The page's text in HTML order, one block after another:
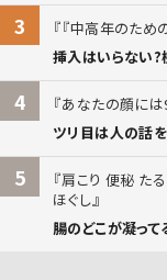
3
『中高年のため
挿入はいらない?
4
あなたの顔に
ツリ目は人の話
5
肩こり 便秘 た
ほぐし
腸のどこが凝って